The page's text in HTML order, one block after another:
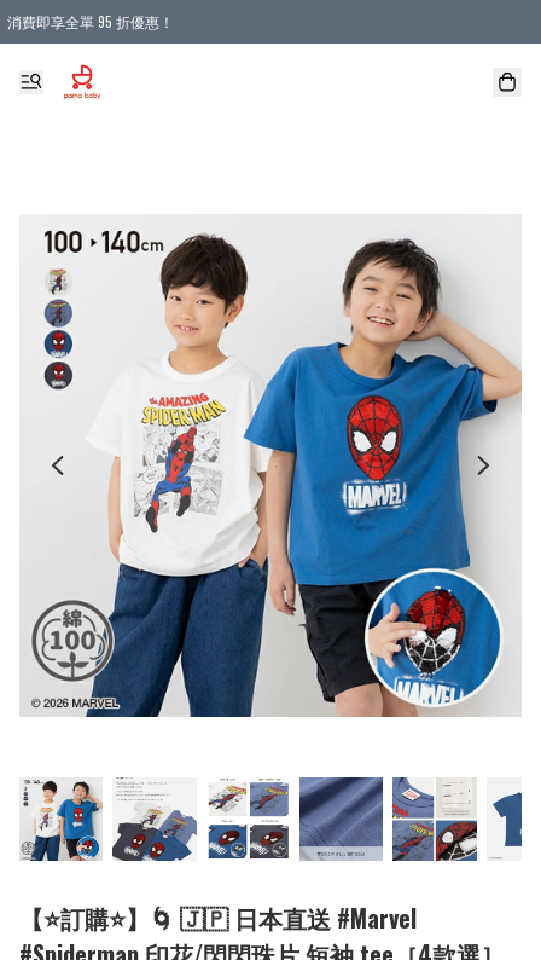
消費即享全單 95 折優惠！
購物滿 HKD 900.00即享免運費優惠！（適用於 本地送貨、本地取貨 )
【⭐訂購⭐】🌀 🇯🇵 日本直送 #Marvel